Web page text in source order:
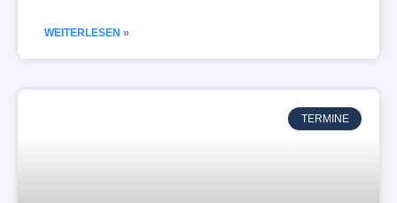
WEITERLESEN »
TERMINE